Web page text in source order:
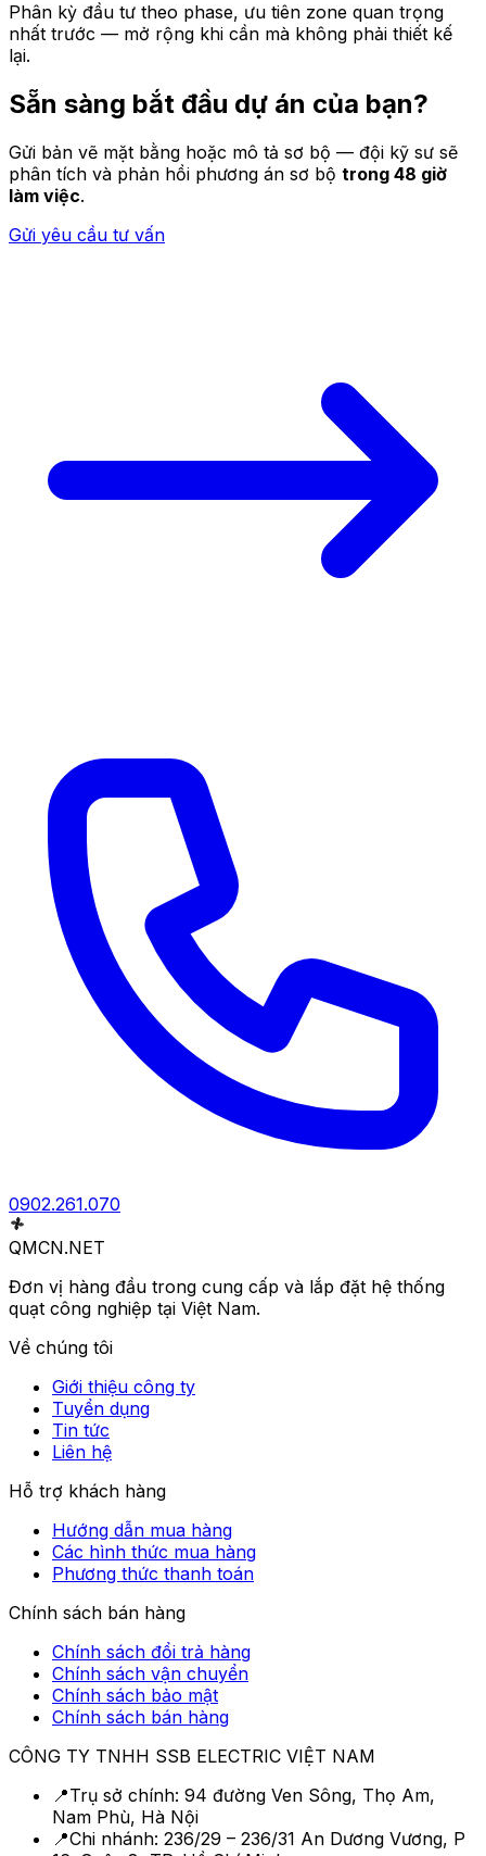
Phân kỳ đầu tư theo phase, ưu tiên zone quan trọng
nhất trước — mở rộng khi cần mà không phải thiết kế
lại.
Sẵn sàng bắt đầu dự án của bạn?
Gửi bản vẽ mặt bằng hoặc mô tả sơ bộ — đội kỹ sư sẽ
phân tích và phản hồi phương án sơ bộ trong 48 giờ
làm việc.
Gửi yêu cầu tư vấn
0902.261.070
QMCN.NET
Đơn vị hàng đầu trong cung cấp và lắp đặt hệ thống
quạt công nghiệp tại Việt Nam.
Về chúng tôi
Giới thiệu công ty
Tuyển dụng
Tin tức
Liên hệ
Hỗ trợ khách hàng
Hướng dẫn mua hàng
Các hình thức mua hàng
Phương thức thanh toán
Chính sách bán hàng
Chính sách đổi trả hàng
Chính sách vận chuyển
Chính sách bảo mật
Chính sách bán hàng
CÔNG TY TNHH SSB ELECTRIC VIỆT NAM
📍Trụ sở chính: 94 đường Ven Sông, Thọ Am,
Nam Phù, Hà Nội
📍Chi nhánh: 236/29 – 236/31 An Dương Vương, P